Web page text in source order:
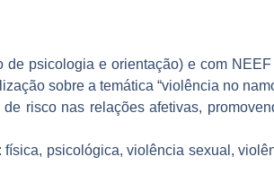
psicologia e orientação) e com
sobre a temática “violência no
risco nas relações afetivas,
psicológica, violência sexual,